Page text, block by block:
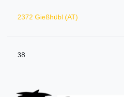
2372 Gießhübl (AT)
38